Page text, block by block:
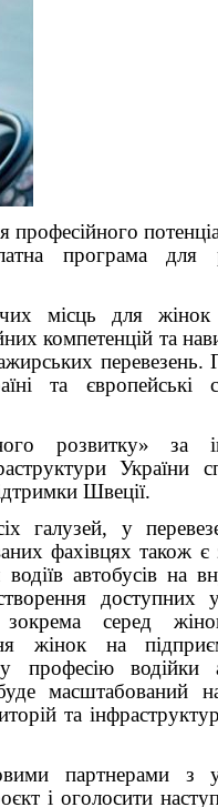
професійного
програма для
місць для
компетенцій та
перевезень.
та європейські
розвитку» за
України
Швеції.
галузей, у
фахівцях також
автобусів на
доступних
зокрема серед
жінок на
водійки
масштабований
та
партнерами з
і оголосити